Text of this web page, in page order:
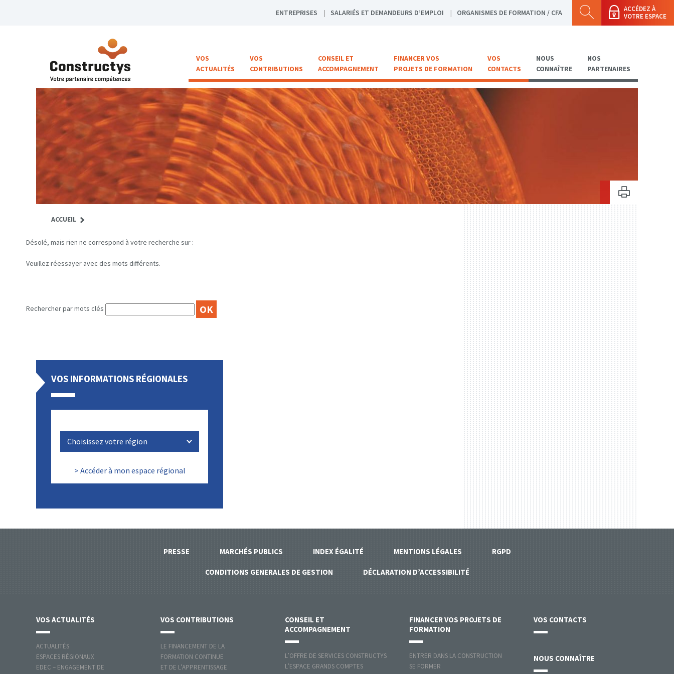
ACCÉDEZ À
VOTRE ESPACE
ENTREPRISES SALARIÉS ET DEMANDEURS D’EMPLOI ORGANISMES DE FORMATION / CFA
VOS
ACTUALITÉS
VOS
CONTRIBUTIONS
CONSEIL ET
ACCOMPAGNEMENT
FINANCER VOS
PROJETS DE FORMATION
VOS
CONTACTS
NOUS
CONNAÎTRE
NOS
PARTENAIRES
ACCUEIL
Désolé, mais rien ne correspond à votre recherche sur :
Veuillez réessayer avec des mots différents.
Rechercher par mots clés OK
VOS INFORMATIONS RÉGIONALES
> Accéder à mon espace régional
PRESSE MARCHÉS PUBLICS INDEX ÉGALITÉ MENTIONS LÉGALES RGPD
CONDITIONS GENERALES DE GESTION DÉCLARATION D’ACCESSIBILITÉ
VOS ACTUALITÉS
ACTUALITÉS
ESPACES RÉGIONAUX
EDEC – ENGAGEMENT DE
VOS CONTRIBUTIONS
LE FINANCEMENT DE LA
FORMATION CONTINUE
ET DE L’APPRENTISSAGE
CONSEIL ET
ACCOMPAGNEMENT
L’OFFRE DE SERVICES CONSTRUCTYS
L’ESPACE GRANDS COMPTES
FINANCER VOS PROJETS DE
FORMATION
ENTRER DANS LA CONSTRUCTION
SE FORMER
VOS CONTACTS
NOUS CONNAÎTRE